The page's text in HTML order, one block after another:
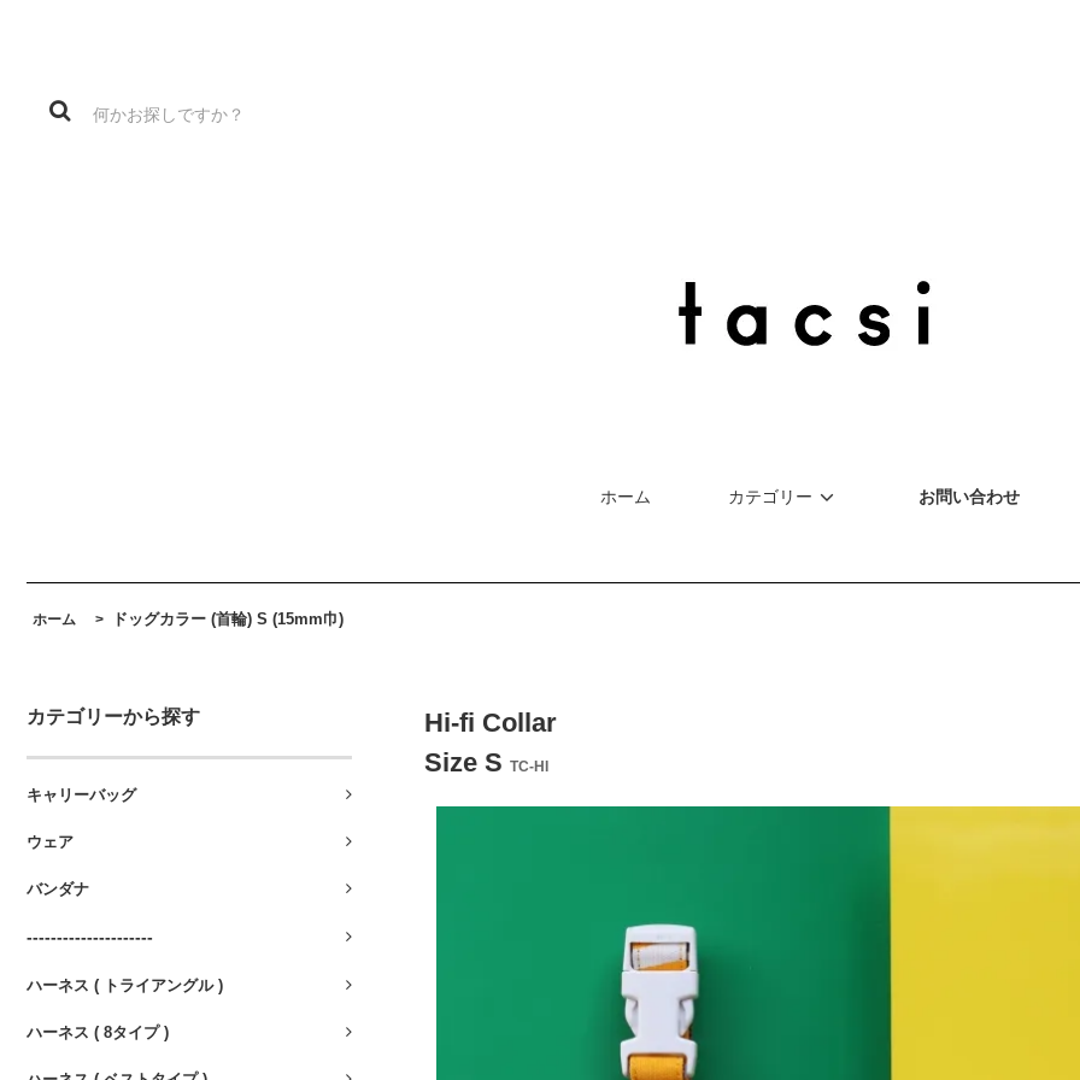
ホーム カテゴリー お問い合わせ
ホーム > ドッグカラー (首輪) S (15mm巾)
カテゴリーから探す
キャリーバッグ
ウェア
バンダナ
---------------------
ハーネス ( トライアングル )
ハーネス ( 8タイプ )
Hi-fi Collar
Size S TC-HI